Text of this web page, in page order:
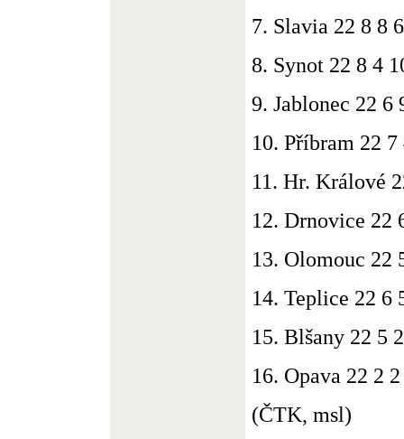
7. Slavia 22 8 8
8. Synot 22 8 4
9. Jablonec 22 6
10. Příbram 22
11. Hr. Králové
12. Drnovice 22
13. Olomouc 22
14. Teplice 22 6
15. Blšany 22 5
16. Opava 22 2
(ČTK, msl)